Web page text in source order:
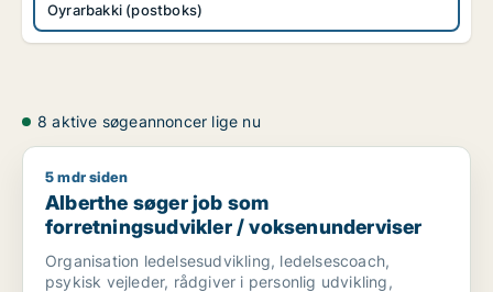
Oyrarbakki (postboks)
8 aktive søgeannoncer lige nu
Alberthe søger job som forretningsudvikler /
5 mdr siden
Alberthe søger job som
forretningsudvikler / voksenunderviser
Organisation ledelsesudvikling, ledelsescoach,
psykisk vejleder, rådgiver i personlig udvikling,